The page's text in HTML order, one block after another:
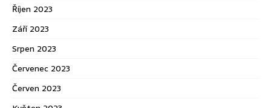
Říjen 2023
Září 2023
Srpen 2023
Červenec 2023
Červen 2023